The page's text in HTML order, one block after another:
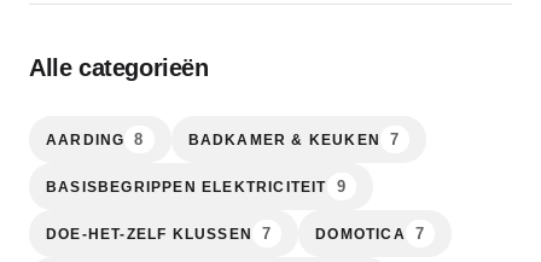
Alle categorieën
AARDING 8 BADKAMER & KEUKEN 7
BASISBEGRIPPEN ELEKTRICITEIT 9
DOE-HET-ZELF KLUSSEN 7 DOMOTICA 7